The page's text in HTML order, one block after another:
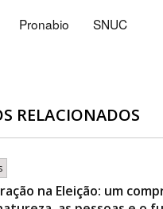
Pronabio SNUC
RELACIONADOS
na Eleição: um